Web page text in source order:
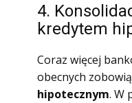
4.
kredytem
Coraz więcej
obecnych
hipotecznym. W